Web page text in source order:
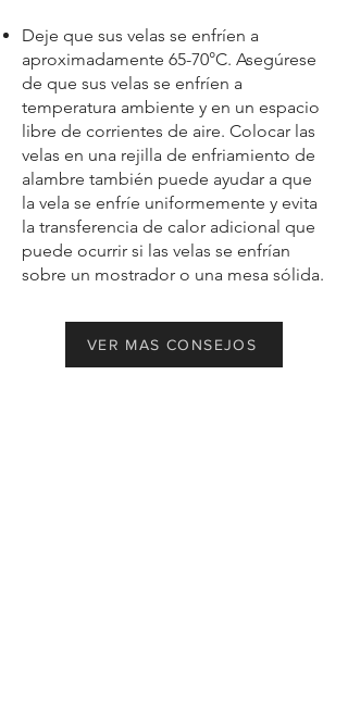
Deje que sus velas se enfríen a
aproximadamente 65-70°C. Asegúrese
de que sus velas se enfríen a
temperatura ambiente y en un espacio
libre de corrientes de aire. Colocar las
velas en una rejilla de enfriamiento de
alambre también puede ayudar a que
la vela se enfríe uniformemente y evita
la transferencia de calor adicional que
puede ocurrir si las velas se enfrían
sobre un mostrador o una mesa sólida.
VER MAS CONSEJOS